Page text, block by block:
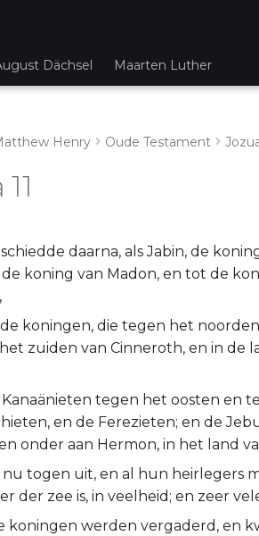
Dächsel Maarten Luther
Henry Oude Testament
daarna, als Jabin, de
de koning van Madon, en tot de
koningen, die tegen het
zuiden van Cinneroth, en in de
tegen het oosten en
en de Ferezieten; en de
onder aan Hermon, in het land
togen uit, en al hun heirlegers
der zee is, in veelheid; en zeer
koningen werden vergaderd, en